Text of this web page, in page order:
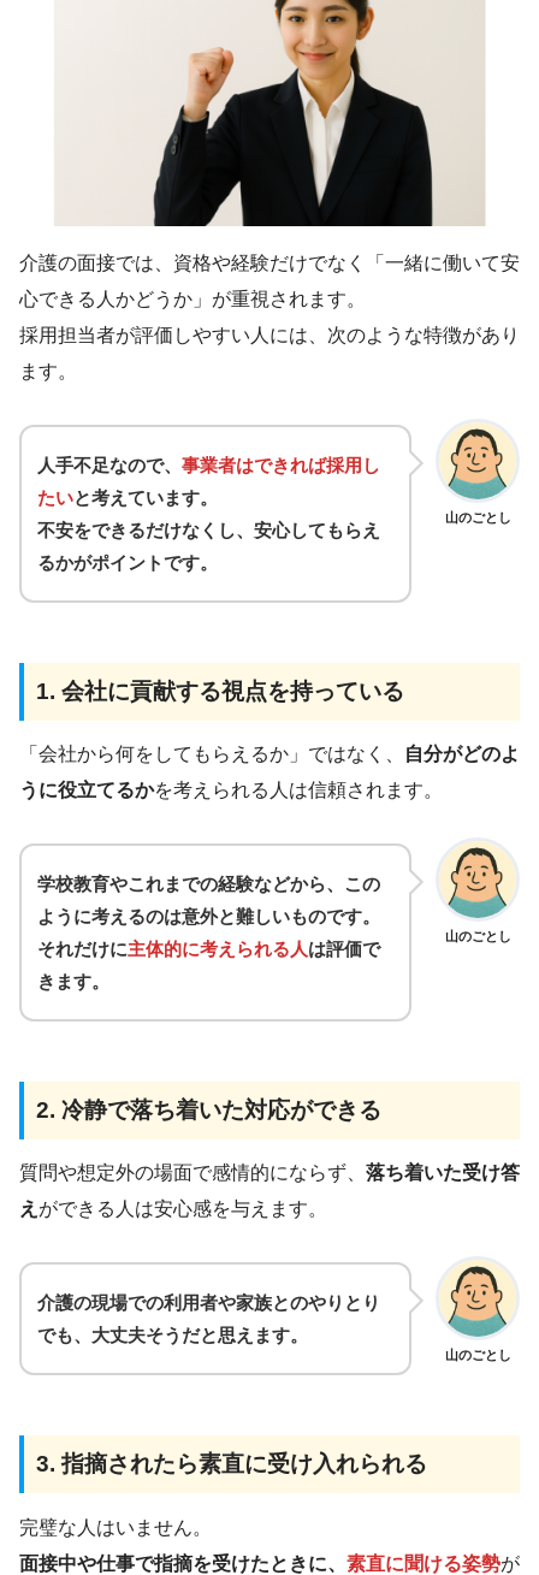
介護の面接では、資格や経験だけでなく「一緒に働いて安
心できる人かどうか」が重視されます。
採用担当者が評価しやすい人には、次のような特徴があり
ます。
山のごとし
人手不足なので、 事業者はできれば採用し
たいと考えています。
不安をできるだけなくし、安心してもらえ
るかがポイントです。
1. 会社に貢献する視点を持っている
「会社から何をしてもらえるか」ではなく、
自分がどのよ
うに役立てるかを考えられる人は信頼されます。
山のごとし
学校教育やこれまでの経験などから、この
ように考えるのは意外と難しいものです。
それだけに主体的に考えられる人は評価で
きます。
2. 冷静で落ち着いた対応ができる
質問や想定外の場面で感情的にならず、 落ち着いた受け答
え ができる人は安心感を与えます。
山のごとし
介護の現場での利用者や家族とのやりとり
でも、大丈夫そうだと思えます。
3. 指摘されたら素直に受け入れられる
完璧な人はいません。
面接中や仕事で指摘を受けたときに、 素直に聞ける姿勢が